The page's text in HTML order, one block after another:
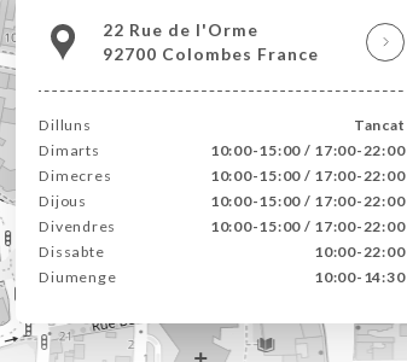
22 Rue de l'Orme
92700 Colombes France
Dilluns
Tancat
Dimarts
10:00-15:00 / 17:00-22:00
Dimecres
10:00-15:00 / 17:00-22:00
Dijous
10:00-15:00 / 17:00-22:00
Divendres
10:00-15:00 / 17:00-22:00
Dissabte
10:00-22:00
Diumenge
10:00-14:30